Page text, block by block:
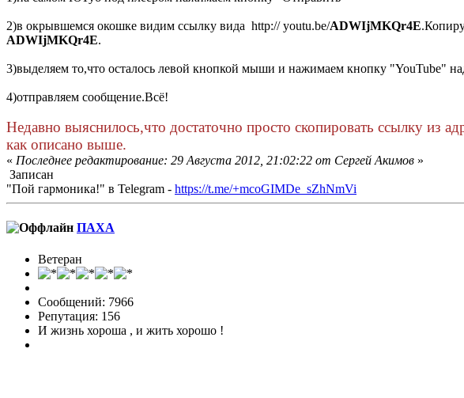
2)в окрывшемся окошке видим ссылку вида http:// youtu.be/ADWIjMKQr4E
ADWIjMKQr4E.
3)выделяем то,что осталось левой кнопкой мыши и нажимаем кнопку "YouTube"
4)отправляем сообщение.Всё!
Недавно выяснилось,что достаточно просто скопировать ссылку из
как описано выше.
« Последнее редактирование: 29 Августа 2012, 21:02:22 от Сергей Акимов »
Записан
"Пой гармоника!" в Telegram - https://t.me/+mcoGIMDe_sZhNmVi
ПАХА
Ветеран
Сообщений: 7966
Репутация: 156
И жизнь хороша , и жить хорошо !